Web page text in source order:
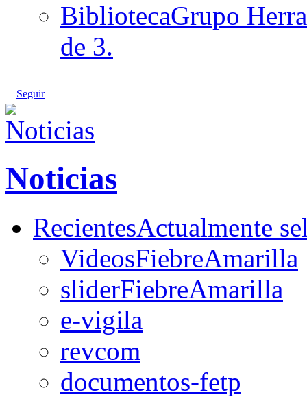
BibliotecaGrupo
de 3.
Seguir
Noticias
RecientesActualmente
VideosFiebreAmarilla
sliderFiebreAmarilla
e-vigila
revcom
documentos-fetp